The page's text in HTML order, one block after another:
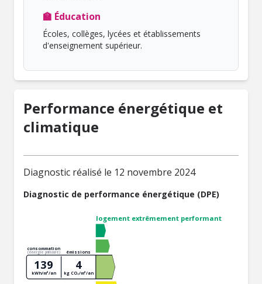
🏫 Éducation
Écoles, collèges, lycées et établissements
d'enseignement supérieur.
Performance énergétique et
climatique
Diagnostic réalisé le 12 novembre 2024
Diagnostic de performance énergétique (DPE)
logement extrêmement performant
consommation
(énergie primaire) émissions
139
kWh/m²/an
4
kg CO₂/m²/an